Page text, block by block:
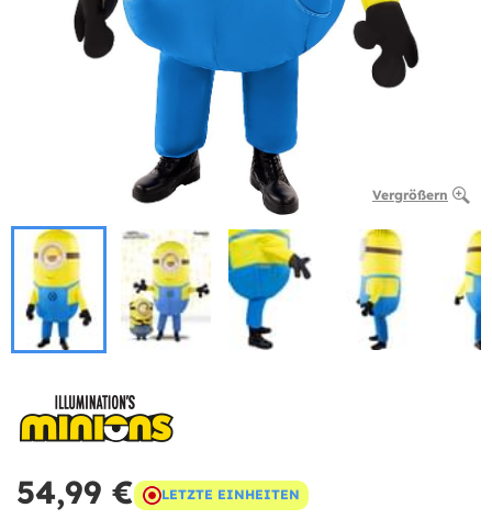
Vergrößern
54,99 € LETZTE EINHEITEN